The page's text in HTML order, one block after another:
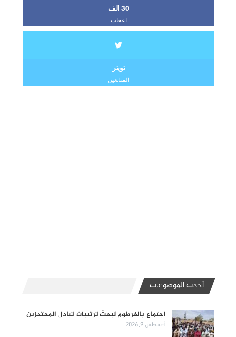
30 الف
اعجاب
تويتر
المتابعين
أحدث الموضوعات
اجتماع بالخرطوم لبحث ترتيبات تبادل المحتجزين
أغسطس 9, 2026